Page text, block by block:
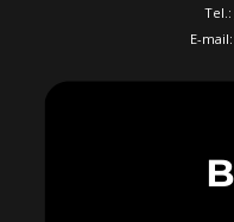
Tel.:
E-mail: